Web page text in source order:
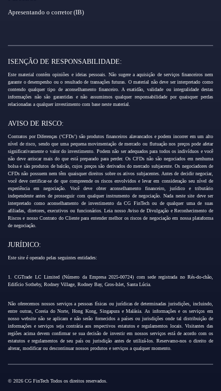
Apresentando o corretor (IB)
ISENÇÃO DE RESPONSABILIDADE:
Este material contém opiniões e ideias pessoais. Não sugere a aquisição de serviços financeiros nem
garante o desempenho ou o resultado de transações futuras. O material não deve ser interpretado como
contendo qualquer tipo de aconselhamento financeiro. A exatidão, validade ou integralidade destas
informações não são garantidas e não assumimos qualquer responsabilidade por quaisquer perdas
relacionadas a qualquer investimento com base neste material.
AVISO DE RISCO:
Contratos por Diferenças (‘CFDs’) são produtos financeiros alavancados e podem incorrer em um alto
nível de risco, sendo que uma pequena movimentação de mercado ou flutuação nos preços pode afetar
significativamente o valor do investimento. Podem não ser adequados para todos os indivíduos e você
não deve arriscar mais do que está preparado para perder. Os CFDs não são negociados em nenhuma
bolsa e são produtos de balcão, cujos preços são derivados do mercado subjacente. Os negociadores de
CFDs não possuem nem têm quaisquer direitos sobre os ativos subjacentes. Antes de decidir negociar,
você deve certificar-se de que compreende os riscos envolvidos e levar em consideração seu nível de
experiência em negociação. Você deve obter aconselhamento financeiro, jurídico e tributário
independente antes de prosseguir com qualquer instrumento de negociação. Nada neste site deve ser
interpretado como aconselhamento de investimento da CG FinTech ou de qualquer uma de suas
afiliadas, diretores, executivos ou funcionários. Leia nosso Aviso de Divulgação e Reconhecimento de
Riscos e nosso Contrato do Cliente para entender melhor os riscos de negociação em nossa plataforma
de negociação.
JURÍDICO:
Este site é operado pelas seguintes entidades:
1. CGTrade LC Limited (Número da Empresa 2025-00724) com sede registrada no Rés-do-chão,
Edifício Sotheby, Rodney Village, Rodney Bay, Gros-Islet, Santa Lúcia.
Não oferecemos nossos serviços a pessoas físicas ou jurídicas de determinadas jurisdições, incluindo,
entre outras, Coreia do Norte, Hong Kong, Singapura e Malásia. As informações e os serviços em
nosso website não se aplicam e não serão fornecidos a países ou jurisdições onde tal distribuição de
informações e serviços seja contrária aos respectivos estatutos e regulamentos locais. Visitantes das
regiões acima devem confirmar se sua decisão de investir em nossos serviços está de acordo com os
estatutos e regulamentos de seu país ou jurisdição antes de utilizá-los. Reservamo-nos o direito de
alterar, modificar ou descontinuar nossos produtos e serviços a qualquer momento.
© 2026 CG FinTech Todos os direitos reservados.